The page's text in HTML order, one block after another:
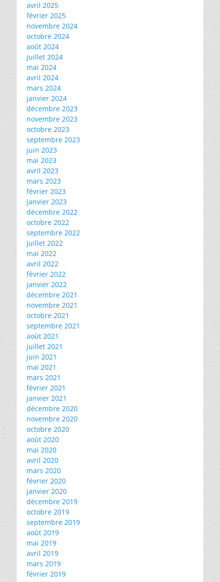
avril 2025
février 2025
novembre 2024
octobre 2024
août 2024
juillet 2024
mai 2024
avril 2024
mars 2024
janvier 2024
décembre 2023
novembre 2023
octobre 2023
septembre 2023
juin 2023
mai 2023
avril 2023
mars 2023
février 2023
janvier 2023
décembre 2022
octobre 2022
septembre 2022
juillet 2022
mai 2022
avril 2022
février 2022
janvier 2022
décembre 2021
novembre 2021
octobre 2021
septembre 2021
août 2021
juillet 2021
juin 2021
mai 2021
mars 2021
février 2021
janvier 2021
décembre 2020
novembre 2020
octobre 2020
août 2020
mai 2020
avril 2020
mars 2020
février 2020
janvier 2020
décembre 2019
octobre 2019
septembre 2019
août 2019
mai 2019
avril 2019
mars 2019
février 2019